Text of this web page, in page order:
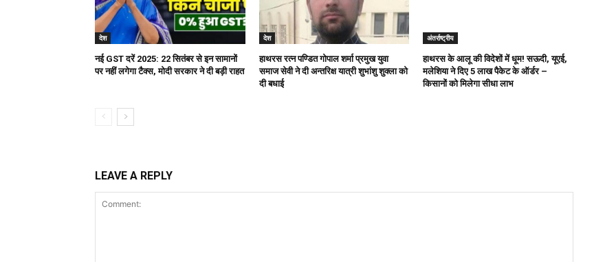
देश
नई GST दरें 2025: 22 सितंबर से इन सामानों
पर नहीं लगेगा टैक्स, मोदी सरकार ने दी बड़ी राहत
देश
हाथरस रत्न पण्डित गोपाल शर्मा प्रमुख युवा
समाज सेवी ने दी अन्तरिक्ष यात्री शुभांशु शुक्ला को
दी बधाई
अंतर्राष्ट्रीय
हाथरस के आलू की विदेशों में धूम! सऊदी, यूएई,
मलेशिया ने दिए 5 लाख पैकेट के ऑर्डर –
किसानों को मिलेगा सीधा लाभ
LEAVE A REPLY